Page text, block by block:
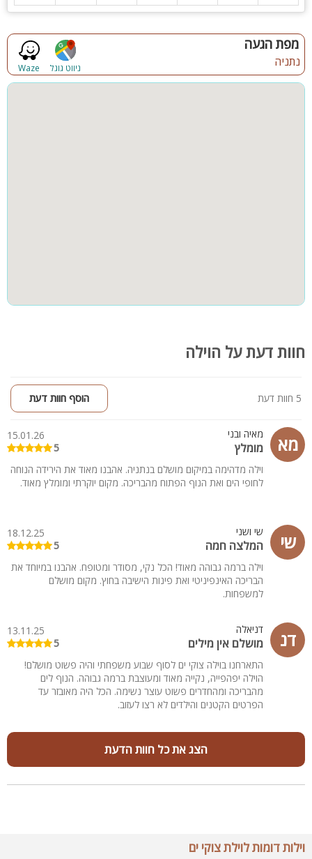
פינת ברביקיו
לצד הוילה קיימת מעלית היורדת למתחם המלונות וחופי הים
קהל יעד:
הוילה מתאימה לנופש משפחות,שבתות חתן, זוגות, קבוצות, ציבור דתי
Waze ניווט גוגל
מפת הגעה
נתניה
חוות דעת על הוילה
5 חוות דעת הוסף חוות דעת
מא מאיה ובני
מומלץ
15.01.26
5
וילה מדהימה במיקום מושלם בנתניה. אהבנו מאוד את הירידה הנוחה
לחופי הים ואת הנוף הפתוח מהבריכה. מקום יוקרתי ומומלץ מאוד.
שי שי ושני
המלצה חמה
18.12.25
5
וילה ברמה גבוהה מאוד! הכל נקי, מסודר ומטופח. אהבנו במיוחד את
הבריכה האינפיניטי ואת פינות הישיבה בחוץ. מקום מושלם
למשפחות.
דנ דניאלה
מושלם אין מילים
13.11.25
5
התארחנו בוילה צוקי ים לסוף שבוע משפחתי והיה פשוט מושלם!
הוילה יפהפייה, נקייה מאוד ומעוצבת ברמה גבוהה. הנוף לים
מהבריכה ומהחדרים פשוט עוצר נשימה. הכל היה מאובזר עד
הפרטים הקטנים והילדים לא רצו לעזוב.
הצג את כל חוות הדעת
וילות דומות לוילת צוקי ים